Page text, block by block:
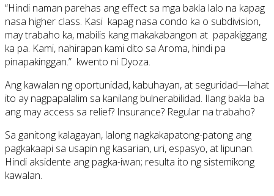
“Hindi naman parehas ang effect sa mga bakla lalo na kapag
nasa higher class. Kasi kapag nasa condo ka o subdivision,
may trabaho ka, mabilis kang makakabangon at papakiggang
ka pa. Kami, nahirapan kami dito sa Aroma, hindi pa
pinapakinggan.” kwento ni Dyoza.
Ang kawalan ng oportunidad, kabuhayan, at seguridad—lahat
ito ay nagpapalalim sa kanilang bulnerabilidad. Ilang bakla ba
ang may access sa relief? Insurance? Regular na trabaho?
Sa ganitong kalagayan, lalong nagkakapatong-patong ang
pagkakaapi sa usapin ng kasarian, uri, espasyo, at lipunan.
Hindi aksidente ang pagka-iwan; resulta ito ng sistemikong
kawalan.